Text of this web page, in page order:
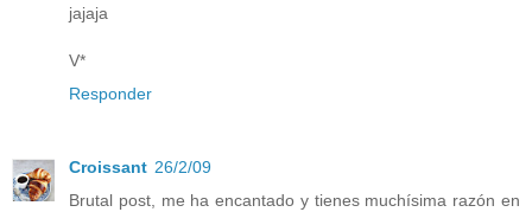
jajaja
V*
Responder
Croissant 26/2/09
Brutal post, me ha encantado y tienes muchísima razón en